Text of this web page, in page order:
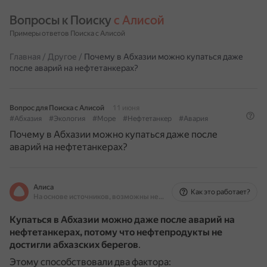
Вопросы к Поиску с Алисой
Примеры ответов Поиска с Алисой
Главная / Другое / Почему в Абхазии можно купаться даже
после аварий на нефтетанкерах?
Вопрос для Поиска с Алисой
11 июня
#Абхазия
#Экология #Море #Нефтетанкер #Авария
Почему в Абхазии можно купаться даже после
аварий на нефтетанкерах?
Алиса
На основе источников, возможны неточности
Как это работает?
Купаться в Абхазии можно даже после аварий на
нефтетанкерах, потому что нефтепродукты не
достигли абхазских берегов.
Этому способствовали два фактора: